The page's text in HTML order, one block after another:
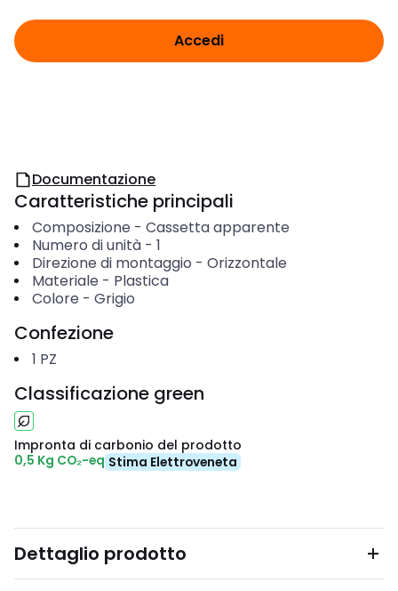
Accedi
Documentazione
Caratteristiche principali
Composizione - Cassetta apparente
Numero di unità- 1
Direzione di montaggio - Orizzontale
Materiale - Plastica
Colore - Grigio
Confezione
1 PZ
Classificazione green
Impronta di carbonio del prodotto
0,5 Kg CO₂-eq Stima Elettroveneta
Dettaglio prodotto